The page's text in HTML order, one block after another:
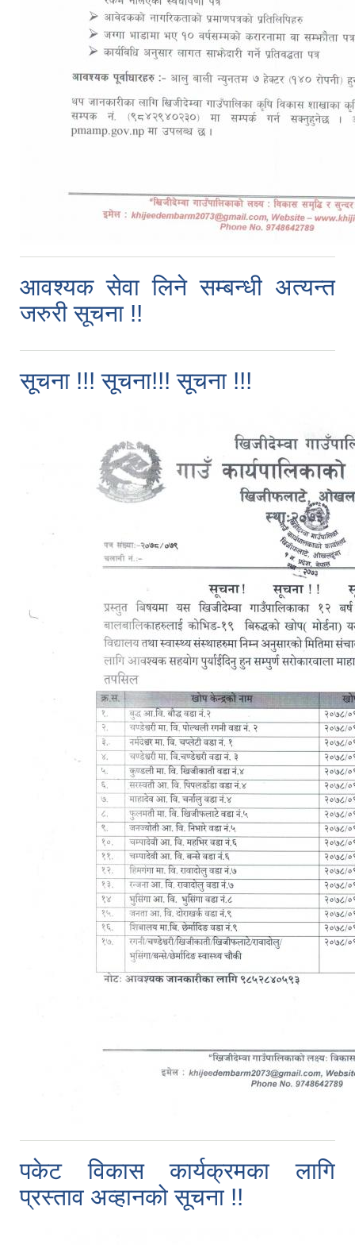
आवश्यक सेवा लिने सम्बन्धी अत्यन्त
जरुरी सूचना !!
सूचना !!! सूचना!!! सूचना !!!
पकेट विकास कार्यक्रमका लागि
प्रस्ताव अव्हानको सूचना !!